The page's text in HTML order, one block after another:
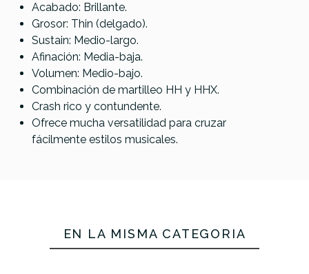
Acabado: Brillante.
Grosor: Thin (delgado).
Sustain: Medio-largo.
Afinación: Media-baja.
Volumen: Medio-bajo.
Combinación de martilleo HH y HHX.
Crash rico y contundente.
Ofrece mucha versatilidad para cruzar
fácilmente estilos musicales.
Paiste Signature
Mellow Crash 18
18
442,00 € 437,00 €
No hay características para comparar
EN LA MISMA CATEGORÍA